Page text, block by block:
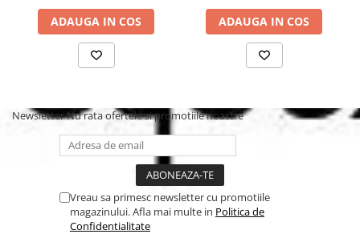
ADAUGA IN COS ADAUGA IN COS
NewsletterNu rata ofertele si promotiile noastre
Vreau sa primesc newsletter cu promotiile
magazinului. Afla mai multe in Politica de
Confidentialitate